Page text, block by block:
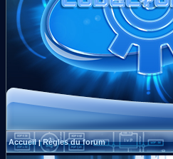
Accueil|Règles du forum